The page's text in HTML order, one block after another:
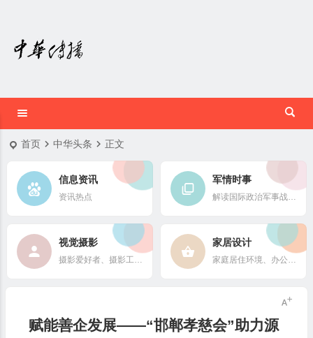
首页 中华头条 正文
信息资讯
资讯热点
军情时事
解读国际政治军事战略格局
视觉摄影
摄影爱好者、摄影工作者及摄影行业信息
家居设计
家庭居住环境、办公场所、公共空间陈设风格以设计搭配
赋能善企发展——“邯郸孝慈会”助力源